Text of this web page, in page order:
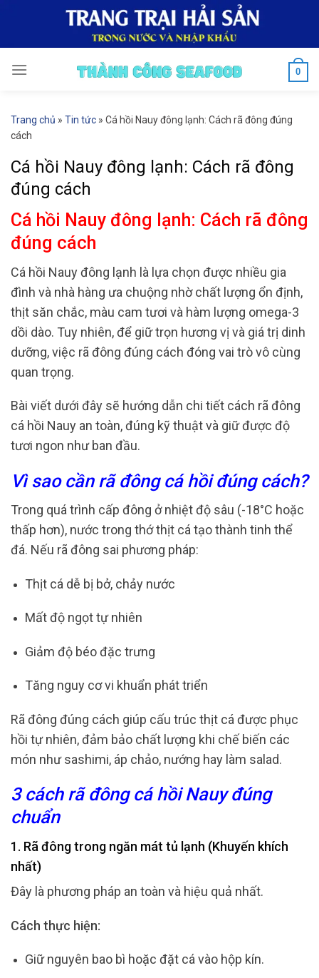
0
Trang chủ » Tin tức » Cá hồi Nauy đông lạnh: Cách rã đông đúng
cách
Cá hồi Nauy đông lạnh: Cách rã đông
đúng cách
Cá hồi Nauy đông lạnh: Cách rã đông
đúng cách
Cá hồi Nauy đông lạnh là lựa chọn được nhiều gia
đình và nhà hàng ưa chuộng nhờ chất lượng ổn định,
thịt săn chắc, màu cam tươi và hàm lượng omega-3
dồi dào. Tuy nhiên, để giữ trọn hương vị và giá trị dinh
dưỡng, việc rã đông đúng cách đóng vai trò vô cùng
quan trọng.
Bài viết dưới đây sẽ hướng dẫn chi tiết cách rã đông
cá hồi Nauy an toàn, đúng kỹ thuật và giữ được độ
tươi ngon như ban đầu.
Vì sao cần rã đông cá hồi đúng cách?
Trong quá trình cấp đông ở nhiệt độ sâu (-18°C hoặc
thấp hơn), nước trong thớ thịt cá tạo thành tinh thể
đá. Nếu rã đông sai phương pháp:
Thịt cá dễ bị bở, chảy nước
Mất độ ngọt tự nhiên
Giảm độ béo đặc trưng
Tăng nguy cơ vi khuẩn phát triển
Rã đông đúng cách giúp cấu trúc thịt cá được phục
hồi tự nhiên, đảm bảo chất lượng khi chế biến các
món như sashimi, áp chảo, nướng hay làm salad.
3 cách rã đông cá hồi Nauy đúng
chuẩn
1. Rã đông trong ngăn mát tủ lạnh (Khuyến khích
nhất)
Đây là phương pháp an toàn và hiệu quả nhất.
Cách thực hiện:
Giữ nguyên bao bì hoặc đặt cá vào hộp kín.